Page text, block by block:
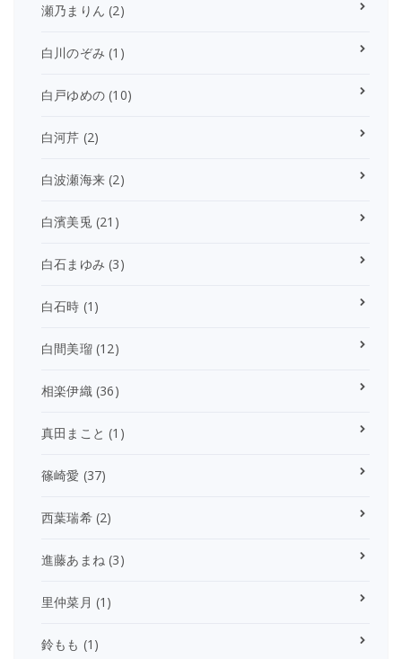
瀬乃まりん (2)
白川のぞみ (1)
白戸ゆめの (10)
白河芹 (2)
白波瀬海来 (2)
白濱美兎(21)
白石まゆみ (3)
白石時 (1)
白間美瑠(12)
相楽伊織(36)
真田まこと (1)
篠崎愛 (37)
西葉瑞希(2)
進藤あまね (3)
里仲菜月 (1)
鈴もも (1)